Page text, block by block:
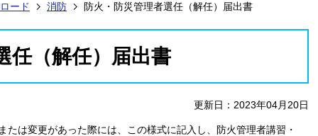
ード 消防 防火・防災管理者選任（解任）届出書
任（解任）届出書
更新日：2023年04月20日
たは変更があった際には、この様式に記入し、防火管理者講習・